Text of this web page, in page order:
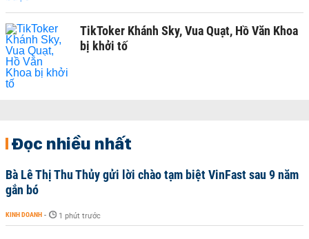
TikToker Khánh Sky, Vua Quạt, Hồ Văn Khoa
bị khởi tố
Đọc nhiều nhất
Bà Lê Thị Thu Thủy gửi lời chào tạm biệt VinFast sau 9 năm
gắn bó
KINH DOANH - 1 phút trước